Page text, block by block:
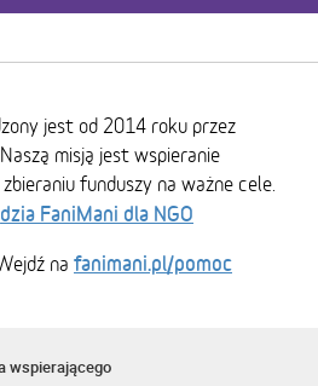
jest od 2014 roku przez
misją jest wspieranie
funduszy na ważne cele.
FaniMani dla NGO
na fanimani.pl/pomoc
wspierającego